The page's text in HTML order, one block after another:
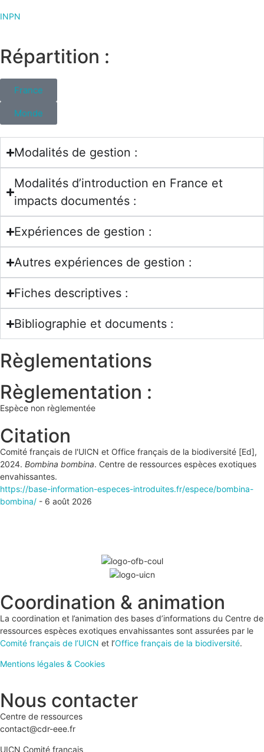
INPN
Répartition :
France
Monde
Modalités de gestion :
Modalités d’introduction en France et
impacts documentés :
Expériences de gestion :
Autres expériences de gestion :
Fiches descriptives :
Bibliographie et documents :
Règlementations
Règlementation :
Espèce non règlementée
Citation
Comité français de l'UICN et Office français de la biodiversité [Ed],
2024. Bombina bombina. Centre de ressources espèces exotiques
envahissantes.
https://base-information-especes-introduites.fr/espece/bombina-
bombina/ - 6 août 2026
Coordination & animation
La coordination et l’animation des bases d’informations du Centre de
ressources espèces exotiques envahissantes sont assurées par le
Comité français de l’UICN et l’Office français de la biodiversité.
Mentions légales & Cookies
Nous contacter
Centre de ressources
contact@cdr-eee.fr
UICN Comité français